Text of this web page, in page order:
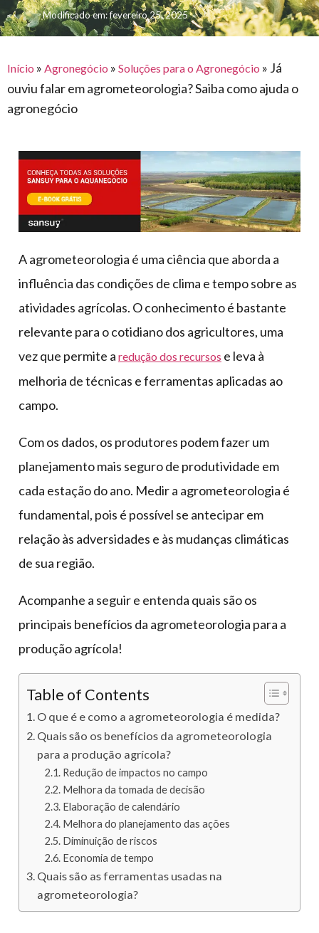
premiações
para
o
feira
offshore
civil
piscinas
móveis,
calçados,
epi's
e
multiúso
e logística
armazenagem
lonas
vida
de
Modificado em: fevereiro 25, 2025
Início » Agronegócio » Soluções para o Agronegócio » Já
ouviu falar em agrometeorologia? Saiba como ajuda o
agronegócio
A agrometeorologia é uma ciência que aborda a
influência das condições de clima e tempo sobre as
atividades agrícolas. O conhecimento é bastante
relevante para o cotidiano dos agricultores, uma
vez que permite a redução dos recursos e leva à
melhoria de técnicas e ferramentas aplicadas ao
campo.
Com os dados, os produtores podem fazer um
planejamento mais seguro de produtividade em
cada estação do ano. Medir a agrometeorologia é
fundamental, pois é possível se antecipar em
relação às adversidades e às mudanças climáticas
de sua região.
Acompanhe a seguir e entenda quais são os
principais benefícios da agrometeorologia para a
produção agrícola!
Table of Contents
O que é e como a agrometeorologia é medida?
Quais são os benefícios da agrometeorologia
para a produção agrícola?
Redução de impactos no campo
Melhora da tomada de decisão
Elaboração de calendário
Melhora do planejamento das ações
Diminuição de riscos
Economia de tempo
Quais são as ferramentas usadas na
agrometeorologia?